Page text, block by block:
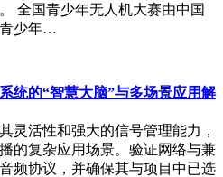
全国青少年无人机大赛由中国
少年…
统的“智慧大脑”与多场景应用解
灵活性和强大的信号管理能力，
的复杂应用场景。验证网络与兼
频协议，并确保其与项目中已选